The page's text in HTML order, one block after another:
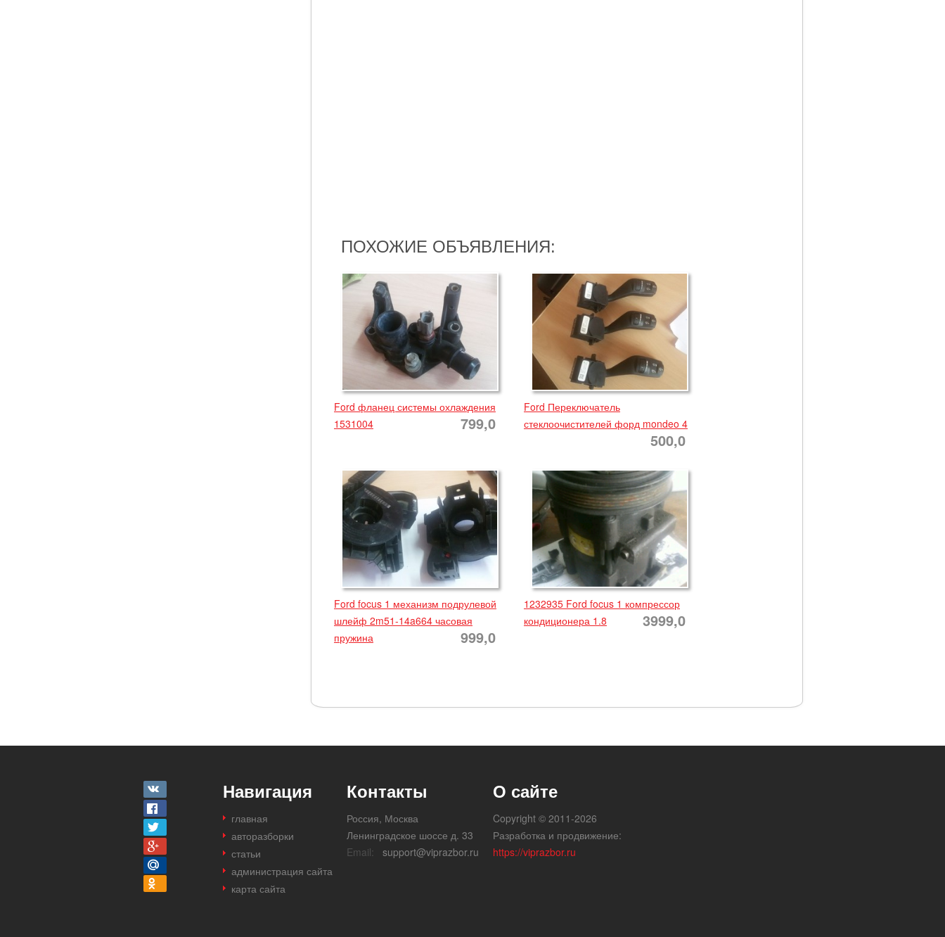
ПОХОЖИЕ ОБЪЯВЛЕНИЯ:
Ford фланец системы охлаждения
1531004
799,0
Ford Переключатель
стеклоочистителей форд mondeo 4
500,0
Ford focus 1 механизм подрулевой
шлейф 2m51-14a664 часовая
пружина
999,0
1232935 Ford focus 1 компрессор
кондиционера 1.8
3999,0
Навигация
главная
авторазборки
статьи
администрация сайта
карта сайта
Контакты
Россия, Москва
Ленинградское шоссе д. 33
Email:
support@viprazbor.ru
О сайте
Copyright © 2011-2026
Разработка и продвижение:
https://viprazbor.ru